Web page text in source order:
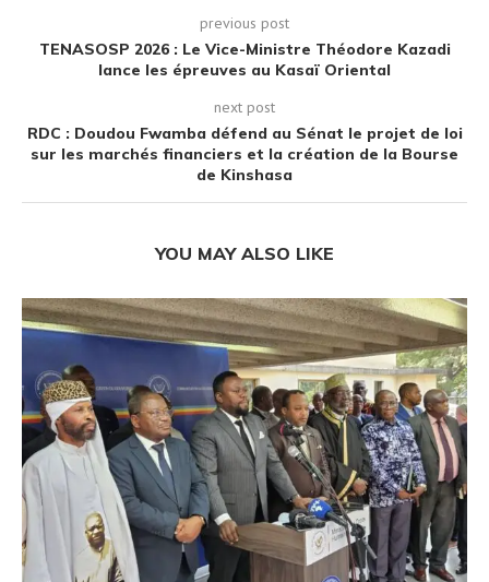
previous post
TENASOSP 2026 : Le Vice-Ministre Théodore Kazadi
lance les épreuves au Kasaï Oriental
next post
RDC : Doudou Fwamba défend au Sénat le projet de loi
sur les marchés financiers et la création de la Bourse
de Kinshasa
YOU MAY ALSO LIKE